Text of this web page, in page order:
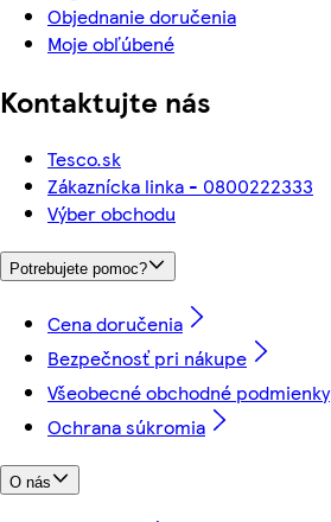
Objednanie doručenia
Moje obľúbené
Kontaktujte nás
Tesco.sk
Zákaznícka linka - 0800222333
Výber obchodu
Potrebujete pomoc?
Cena doručenia
Bezpečnosť pri nákupe
Všeobecné obchodné podmienky
Ochrana súkromia
O nás